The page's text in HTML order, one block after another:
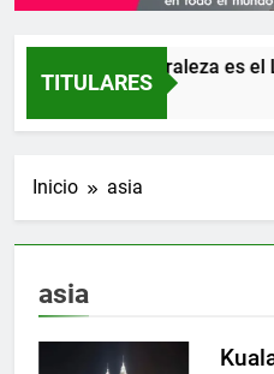
TITULARES
y la Naturaleza es el
Inicio asia
asia